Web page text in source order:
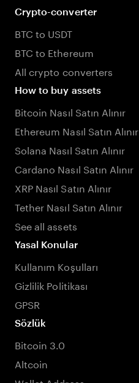
Crypto-converter
BTC to USDT
BTC to Ethereum
All crypto converters
How to buy assets
Bitcoin Nasıl Satın Alınır
Ethereum Nasıl Satın Alınır
Solana Nasıl Satın Alınır
Cardano Nasıl Satın Alınır
XRP Nasıl Satın Alınır
Tether Nasıl Satın Alınır
See all assets
Yasal Konular
Kullanım Koşulları
Gizlilik Politikası
GPSR
Sözlük
Bitcoin 3.0
Altcoin